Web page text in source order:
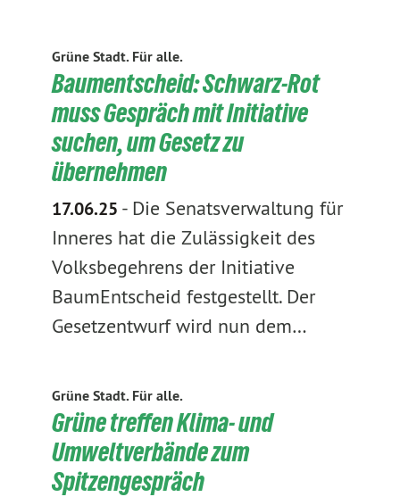
Grüne Stadt. Für alle.
Baumentscheid: Schwarz-Rot
muss Gespräch mit Initiative
suchen, um Gesetz zu
übernehmen
17.06.25 - Die Senatsverwaltung für
Inneres hat die Zulässigkeit des
Volksbegehrens der Initiative
BaumEntscheid festgestellt. Der
Gesetzentwurf wird nun dem…
Grüne Stadt. Für alle.
Grüne treffen Klima- und
Umweltverbände zum
Spitzengespräch